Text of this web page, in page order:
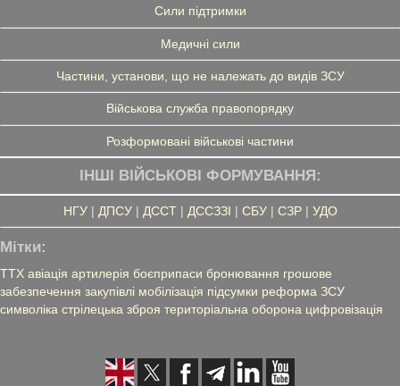
Сили підтримки
Медичні сили
Частини, установи, що не належать до видів ЗСУ
Військова служба правопорядку
Розформовані військові частини
ІНШІ ВІЙСЬКОВІ ФОРМУВАННЯ:
НГУ| ДПСУ| ДССТ| ДССЗЗІ | СБУ| СЗР| УДО
Мітки:
ТТХ авіація артилерія боєприпаси бронювання грошове
забезпечення закупівлі мобілізація підсумки реформа ЗСУ
символіка стрілецька зброя територіальна оборона цифровізація